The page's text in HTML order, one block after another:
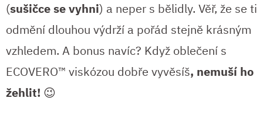
(sušičce se vyhni) a neper s bělidly. Věř, že se ti
odmění dlouhou výdrží a pořád stejně krásným
vzhledem. A bonus navíc? Když oblečení s
ECOVERO™ viskózou dobře vyvěsíš, nemuší ho
žehlit! 😉